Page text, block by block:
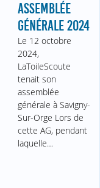
ASSEMBLÉE
GÉNÉRALE 2024
Le 12 octobre
2024,
LaToileScoute
tenait son
assemblée
générale à Savigny-
Sur-Orge Lors de
cette AG, pendant
laquelle…